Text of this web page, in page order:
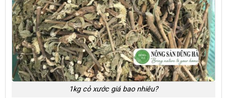
1kg cỏ xước giá bao nhiêu?